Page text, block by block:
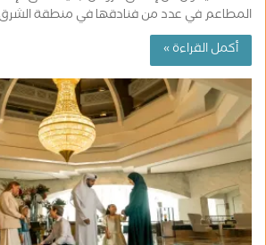
المطاعم في عدد من فنادقها في منطقة
أكمل القراءة »